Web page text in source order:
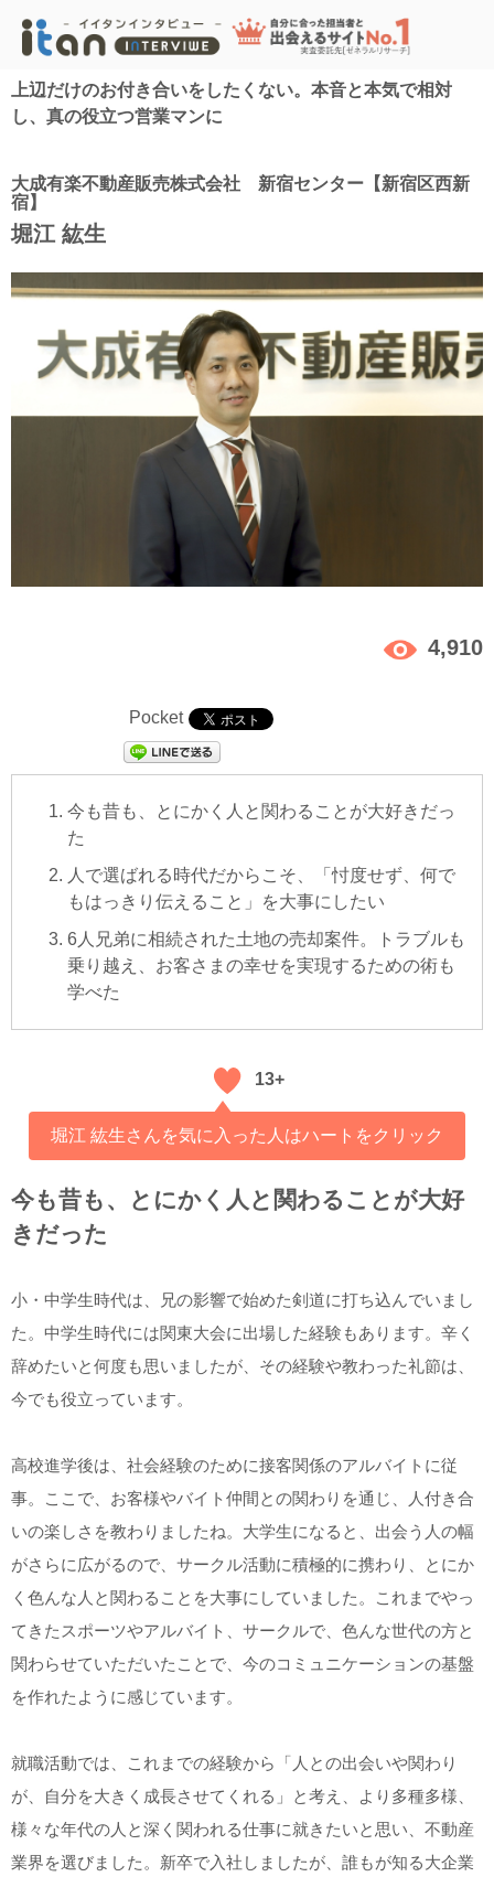
上辺だけのお付き合いをしたくない。本音と本気で相対
し、真の役立つ営業マンに
大成有楽不動産販売株式会社 新宿センター【新宿区西新
宿】
堀江 紘生
4,910
Pocket
今も昔も、とにかく人と関わることが大好きだっ
た
人で選ばれる時代だからこそ、「忖度せず、何で
もはっきり伝えること」を大事にしたい
6人兄弟に相続された土地の売却案件。トラブルも
乗り越え、お客さまの幸せを実現するための術も
学べた
13+
堀江 紘生さんを気に入った人はハートをクリック
今も昔も、とにかく人と関わることが大好
きだった
小・中学生時代は、兄の影響で始めた剣道に打ち込んでいまし
た。中学生時代には関東大会に出場した経験もあります。辛く
辞めたいと何度も思いましたが、その経験や教わった礼節は、
今でも役立っています。
高校進学後は、社会経験のために接客関係のアルバイトに従
事。ここで、お客様やバイト仲間との関わりを通じ、人付き合
いの楽しさを教わりましたね。大学生になると、出会う人の幅
がさらに広がるので、サークル活動に積極的に携わり、とにか
く色んな人と関わることを大事にしていました。これまでやっ
てきたスポーツやアルバイト、サークルで、色んな世代の方と
関わらせていただいたことで、今のコミュニケーションの基盤
を作れたように感じています。
就職活動では、これまでの経験から「人との出会いや関わり
が、自分を大きく成長させてくれる」と考え、より多種多様、
様々な年代の人と深く関われる仕事に就きたいと思い、不動産
業界を選びました。新卒で入社しましたが、誰もが知る大企業